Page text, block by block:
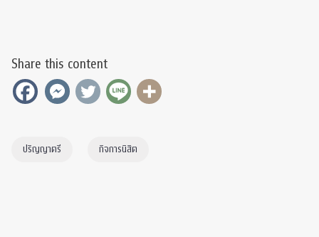
Share this content
ปริญญาตรี กิจการนิสิต